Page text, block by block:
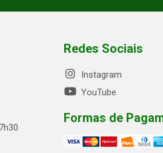
Redes Sociais
Instagram
YouTube
Formas de